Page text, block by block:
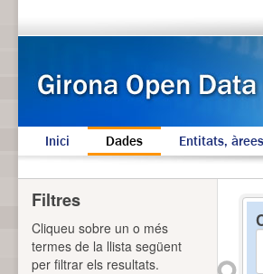
Inici Dades Entitats,
Filtres
Cliqueu sobre un o més
termes de la llista següent
per filtrar els resultats.